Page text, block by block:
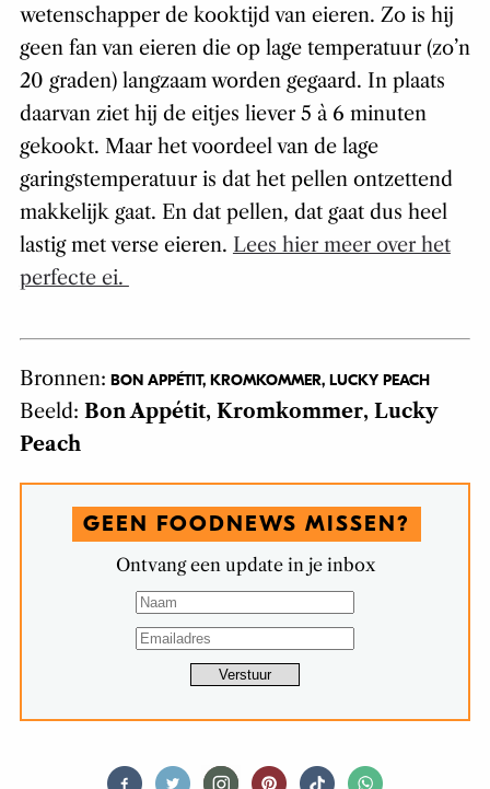
wetenschapper de kooktijd van eieren. Zo is hij
geen fan van eieren die op lage temperatuur (zo’n
20 graden) langzaam worden gegaard. In plaats
daarvan ziet hij de eitjes liever 5 à 6 minuten
gekookt. Maar het voordeel van de lage
garingstemperatuur is dat het pellen ontzettend
makkelijk gaat. En dat pellen, dat gaat dus heel
lastig met verse eieren. Lees hier meer over het
perfecte ei.
Bronnen: BON APPÉTIT, KROMKOMMER, LUCKY PEACH
Beeld: Bon Appétit, Kromkommer, Lucky
Peach
GEEN FOODNEWS MISSEN?
Ontvang een update in je inbox